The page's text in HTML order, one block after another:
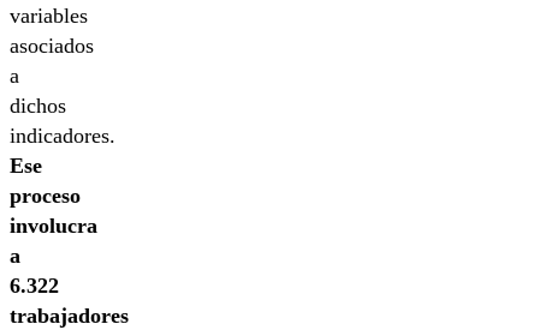
variables
asociados
a
dichos
indicadores.
Ese
proceso
involucra
a
6.322
trabajadores